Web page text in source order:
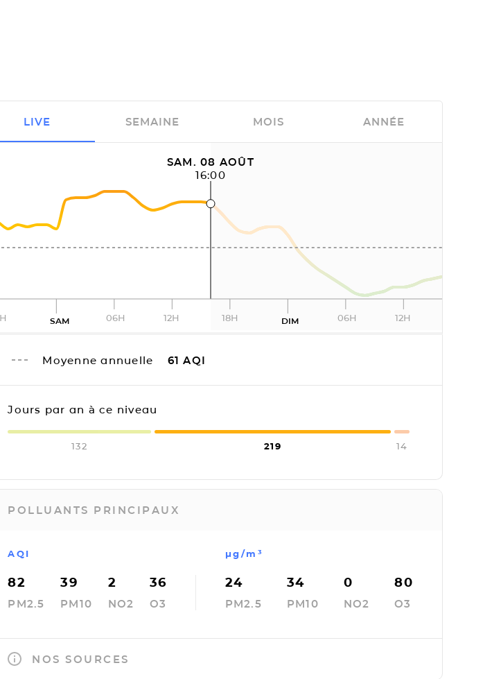
SAM. 08 AOÛT
16:00
SAM 06H 12H 18H DIM 06H 12H
Moyenne annuelle 61 AQI
Jours par an à ce niveau
132 219 14
POLLUANTS PRINCIPAUX
AQI
82
PM2.5
39
PM10
2
NO2
36
O3
µg/m³
24
PM2.5
34
PM10
0
NO2
80
O3
NOS SOURCES
LIVE SEMAINE MOIS ANNÉE